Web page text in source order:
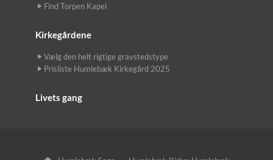
Find Torpen Kapel
Kirkegårdene
Vælg den helt rigtige gravstedstype
Prisliste Humlebæk Kirkegård 2025
Livets gang